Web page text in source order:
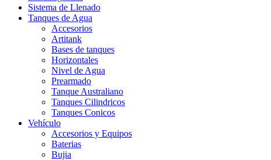
Sistema de Llenado
Tanques de Agua
Accesorios
Artitank
Bases de tanques
Horizontales
Nivel de Agua
Prearmado
Tanque Australiano
Tanques Cilindricos
Tanques Conicos
Vehículo
Accesorios y Equipos
Baterias
Bujia